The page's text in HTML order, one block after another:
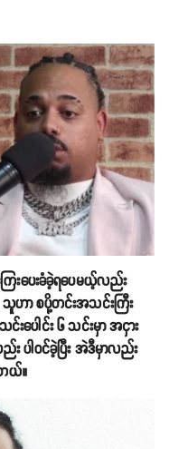
းပေးခံခဲ့ရပေမယ့်လည်း
သူဟာ စပို့တင်းအသင်းကြီး
ပေါင်း ၆ သင်းမှာ အငှား
ပါဝင်ခဲ့ပြီး အဲဒီမှာလည်း
ယ်။